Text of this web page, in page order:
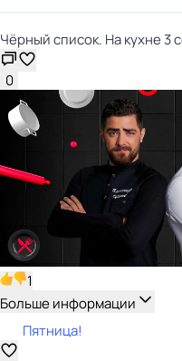
Чёрный список. На кухне 3
0
1
Больше информации
Пятница!